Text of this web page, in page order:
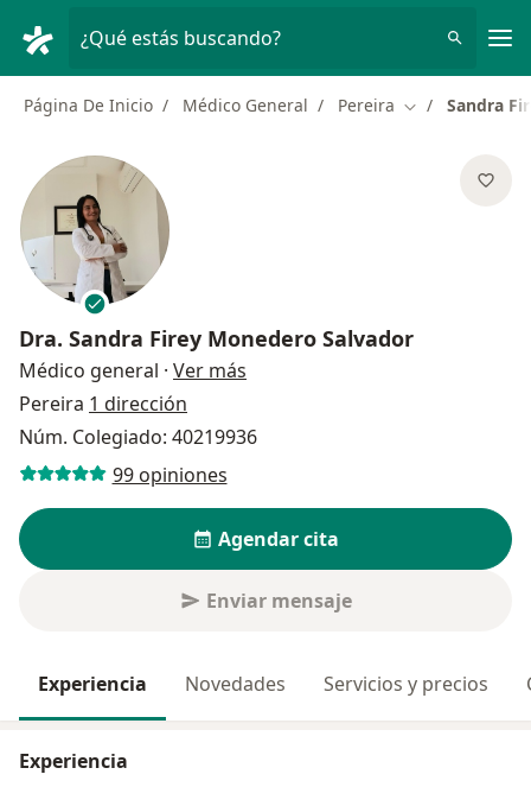
¿Qué estás buscando?
Página De Inicio Médico General Pereira Cambiar de
Sandra
Dra. Sandra Firey Monedero Salvador
Médico general · Ver más
Pereira 1 dirección
Núm. Colegiado: 40219936
99 opiniones
Agendar cita
Enviar mensaje
Experiencia Novedades Servicios y precios
Experiencia